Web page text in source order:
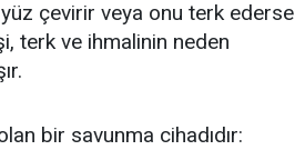
çevirir veya onu terk ederse
terk ve ihmalinin neden
bir savunma cihadıdır: